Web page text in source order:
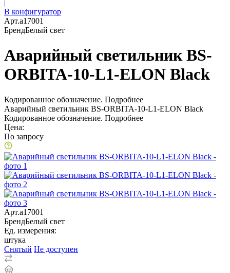
|
В конфигуратор
Арт.a17001
БрендБелый свет
Аварийный светильник BS-
ORBITA-10-L1-ELON Black
Кодированное обозначение. Подробнее
Аварийный светильник BS-ORBITA-10-L1-ELON Black
Кодированное обозначение. Подробнее
Цена:
По запросу
Арт.a17001
БрендБелый свет
Ед. измерения:
штука
Снятый Не доступен